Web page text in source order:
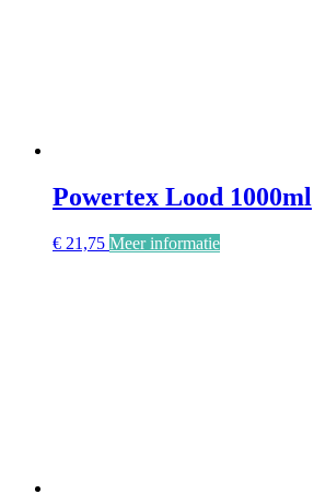
Powertex Lood 1000ml
€ 21,75 Meer informatie